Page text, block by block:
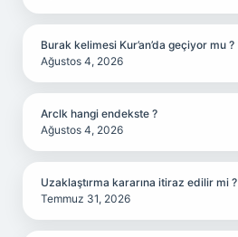
Burak kelimesi Kur’an’da geçiyor mu ?
Ağustos 4, 2026
Arclk hangi endekste ?
Ağustos 4, 2026
Uzaklaştırma kararına itiraz edilir mi ?
Temmuz 31, 2026